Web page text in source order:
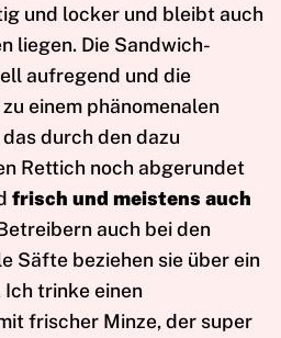
und locker und bleibt auch
liegen. Die Sandwich-
aufregend und die
einem phänomenalen
durch den dazu
Rettich noch abgerundet
frisch und meistens auch
auch bei den
Säfte beziehen sie über ein
Ich trinke einen
frischer Minze, der super